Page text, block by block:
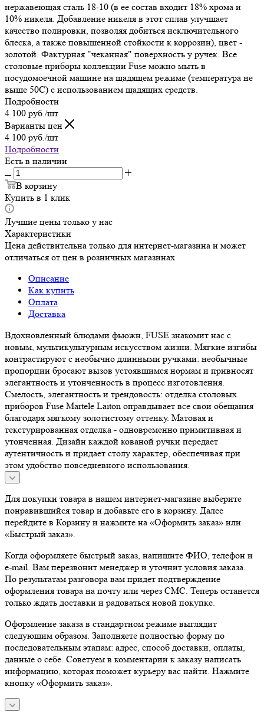
нержавеющая сталь 18-10 (в ее состав входит 18% хрома и
10% никеля. Добавление никеля в этот сплав улучшает
качество полировки, позволяя добиться исключительного
блеска, а также повышенной стойкости к коррозии), цвет -
золотой. Фактурная "чеканная" поверхность у ручек. Все
столовые приборы коллекции Fuse можно мыть в
посудомоечной машине на щадящем режиме (температура не
выше 50С) с использованием щадящих средств.
Подробности
4 100 руб. /шт
Варианты цен
4 100 руб. /шт
Подробности
Есть в наличии
В корзину
Купить в 1 клик
Лучшие цены только у нас
Характеристики
Цена действительна только для интернет-магазина и может
отличаться от цен в розничных магазинах
Описание
Как купить
Оплата
Доставка
Вдохновленный блюдами фьюжн, FUSE знакомит нас с
новым, мультикультурным искусством жизни. Мягкие изгибы
контрастируют с необычно длинными ручками: необычные
пропорции бросают вызов устоявшимся нормам и привносят
элегантность и утонченность в процесс изготовления.
Смелость, элегантность и трендовость: отделка столовых
приборов Fuse Martele Laiton оправдывает все свои обещания
благодаря мягкому золотистому оттенку. Матовая и
текстурированная отделка - одновременно примитивная и
утонченная. Дизайн каждой кованой ручки передает
аутентичность и придает столу характер, обеспечивая при
этом удобство повседневного использования.
Для покупки товара в нашем интернет-магазине выберите
понравившийся товар и добавьте его в корзину. Далее
перейдите в Корзину и нажмите на «Оформить заказ» или
«Быстрый заказ».
Когда оформляете быстрый заказ, напишите ФИО, телефон и
e-mail. Вам перезвонит менеджер и уточнит условия заказа.
По результатам разговора вам придет подтверждение
оформления товара на почту или через СМС. Теперь останется
только ждать доставки и радоваться новой покупке.
Оформление заказа в стандартном режиме выглядит
следующим образом. Заполняете полностью форму по
последовательным этапам: адрес, способ доставки, оплаты,
данные о себе. Советуем в комментарии к заказу написать
информацию, которая поможет курьеру вас найти. Нажмите
кнопку «Оформить заказ».